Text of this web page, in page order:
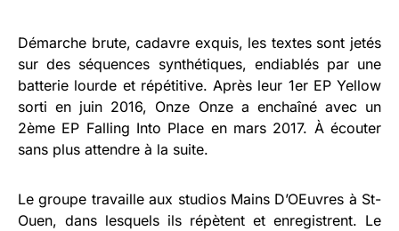
Démarche brute, cadavre exquis, les textes sont jetés
sur des séquences synthétiques, endiablés par une
batterie lourde et répétitive. Après leur 1er EP Yellow
sorti en juin 2016, Onze Onze a enchaîné avec un
2ème EP Falling Into Place en mars 2017. À écouter
sans plus attendre à la suite.
Le groupe travaille aux studios Mains D’OEuvres à St-
Ouen, dans lesquels ils répètent et enregistrent. Le